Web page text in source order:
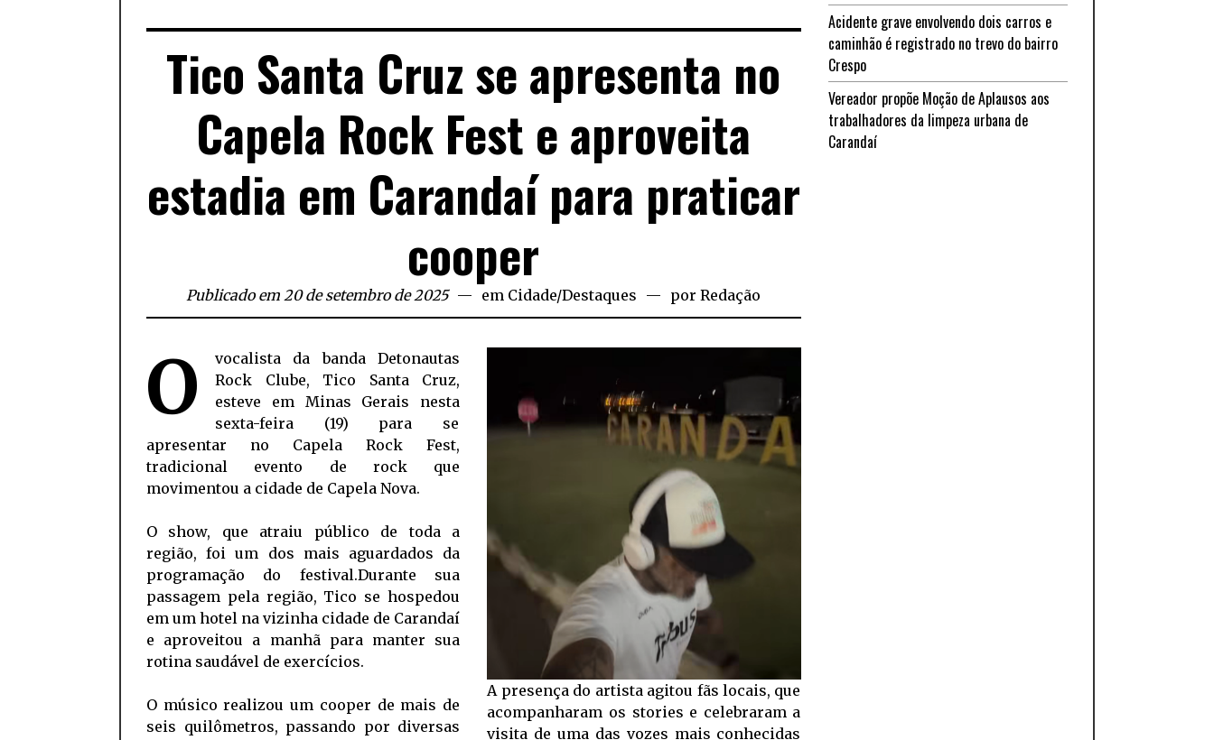
Tico Santa Cruz se apresenta no
Capela Rock Fest e aproveita
estadia em Carandaí para praticar
cooper
Publicado em 20 de setembro de 2025 em Cidade/Destaques porRedação
O
vocalista da banda Detonautas
Rock Clube, Tico Santa Cruz,
esteve em Minas Gerais nesta
sexta-feira (19) para se
apresentar no Capela Rock Fest,
tradicional evento de rock que
movimentou a cidade de Capela Nova.
O show, que atraiu público de toda a
região, foi um dos mais aguardados da
programação do festival.Durante sua
passagem pela região, Tico se hospedou
em um hotel na vizinha cidade de Carandaí
e aproveitou a manhã para manter sua
rotina saudável de exercícios.
O músico realizou um cooper de mais de
seis quilômetros, passando por diversas
A presença do artista agitou fãs locais, que
acompanharam os stories e celebraram a
visita de uma das vozes mais conhecidas
Acidente grave envolvendo dois carros e
caminhão é registrado no trevo do bairro
Crespo
Vereador propõe Moção de Aplausos aos
trabalhadores da limpeza urbana de
Carandaí